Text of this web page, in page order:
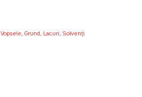
Vopsele, Grund, Lacuri, Solvenți